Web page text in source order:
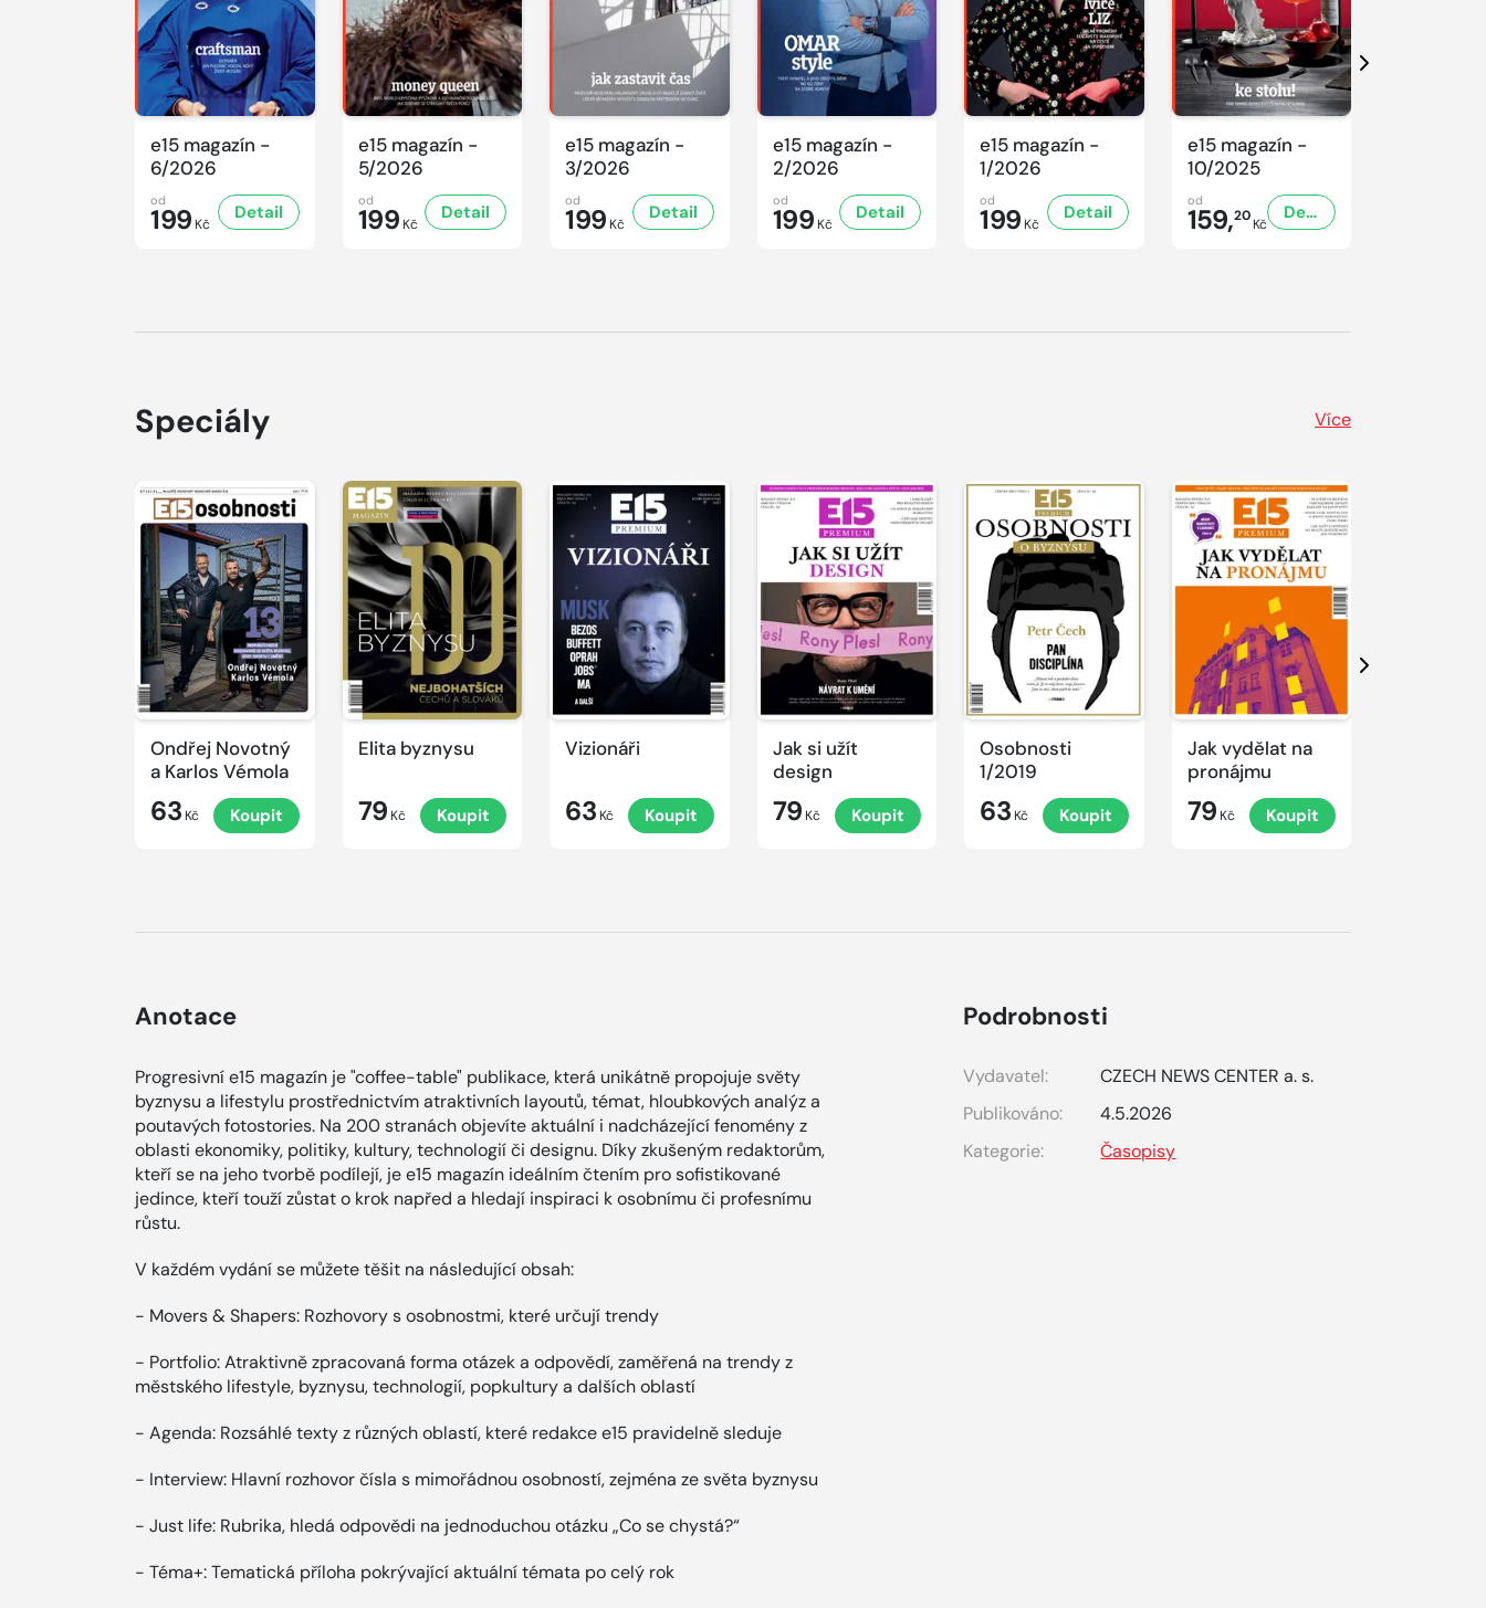
e15 magazín -
6/2026
od
199 Kč
Detail
e15 magazín -
5/2026
od
199 Kč
Detail
e15 magazín -
3/2026
od
199 Kč
Detail
e15 magazín -
2/2026
od
199 Kč
Detail
e15 magazín -
1/2026
od
199 Kč
Detail
e15 magazín -
10/2025
od
159,20Kč
Detail
Další
Speciály Více
Ondřej Novotný
a Karlos Vémola
63 Kč Koupit
Elita byznysu
79 Kč Koupit
Vizionáři
63 Kč Koupit
Jak si užít
design
79 Kč Koupit
Osobnosti
1/2019
63 Kč Koupit
Jak vydělat na
pronájmu
79 Kč Koupit
Další
Anotace
Progresivní e15 magazín je "coffee-table" publikace, která unikátně propojuje světy
byznysu a lifestylu prostřednictvím atraktivních layoutů, témat, hloubkových analýz a
poutavých fotostories. Na 200 stranách objevíte aktuální i nadcházející fenomény z
oblasti ekonomiky, politiky, kultury, technologií či designu. Díky zkušeným redaktorům,
kteří se na jeho tvorbě podílejí, je e15 magazín ideálním čtením pro sofistikované
jedince, kteří touží zůstat o krok napřed a hledají inspiraci k osobnímu či profesnímu
růstu.
V každém vydání se můžete těšit na následující obsah:
- Movers & Shapers: Rozhovory s osobnostmi, které určují trendy
- Portfolio: Atraktivně zpracovaná forma otázek a odpovědí, zaměřená na trendy z
městského lifestyle, byznysu, technologií, popkultury a dalších oblastí
- Agenda: Rozsáhlé texty z různých oblastí, které redakce e15 pravidelně sleduje
- Interview: Hlavní rozhovor čísla s mimořádnou osobností, zejména ze světa byznysu
- Just life: Rubrika, hledá odpovědi na jednoduchou otázku „Co se chystá?“
- Téma+: Tematická příloha pokrývající aktuální témata po celý rok
Podrobnosti
Vydavatel:
CZECH NEWS CENTER a. s.
Publikováno:
4.5.2026
Kategorie:
Časopisy